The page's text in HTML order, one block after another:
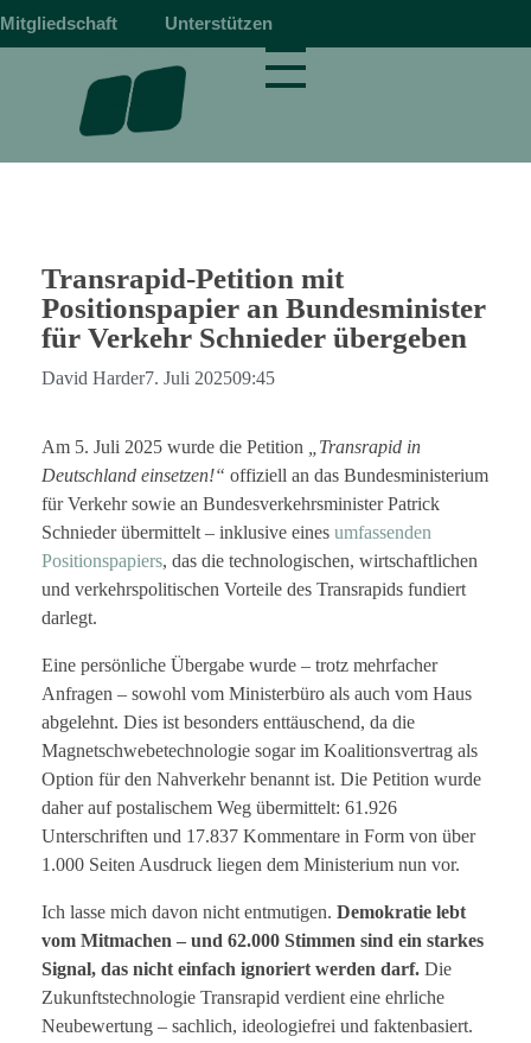
Mitgliedschaft Unterstützen
magnetbahn.de
Alles über Magnetschwebebahnen wie Transrapid
Transrapid-Petition mit
Positionspapier an Bundesminister
für Verkehr Schnieder übergeben
David Harder7. Juli 202509:45
Am 5. Juli 2025 wurde die Petition
„Transrapid in
Deutschland einsetzen!“ offiziell an das Bundesministerium
für Verkehr sowie an Bundesverkehrsminister Patrick
Schnieder übermittelt – inklusive eines umfassenden
Positionspapiers, das die technologischen, wirtschaftlichen
und verkehrspolitischen Vorteile des Transrapids fundiert
darlegt.
Eine persönliche Übergabe wurde – trotz mehrfacher
Anfragen – sowohl vom Ministerbüro als auch vom Haus
abgelehnt. Dies ist besonders enttäuschend, da die
Magnetschwebetechnologie sogar im Koalitionsvertrag als
Option für den Nahverkehr benannt ist. Die Petition wurde
daher auf postalischem Weg übermittelt: 61.926
Unterschriften und 17.837 Kommentare in Form von über
1.000 Seiten Ausdruck liegen dem Ministerium nun vor.
Ich lasse mich davon nicht entmutigen. Demokratie lebt
vom Mitmachen – und 62.000 Stimmen sind ein starkes
Signal, das nicht einfach ignoriert werden darf. Die
Zukunftstechnologie Transrapid verdient eine ehrliche
Neubewertung – sachlich, ideologiefrei und faktenbasiert.